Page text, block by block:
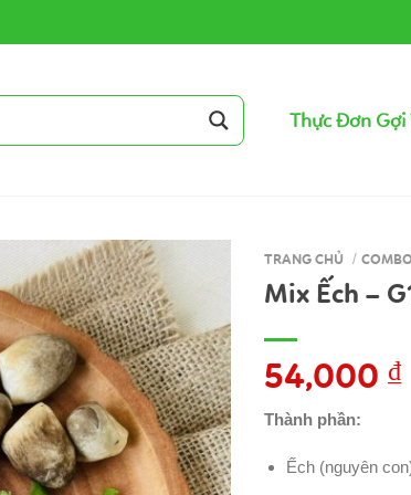
Thực Đơn Gợi
TRANG CHỦ /
Mix Ếch –
54,000 ₫
Thành phần:
Ếch (nguyên